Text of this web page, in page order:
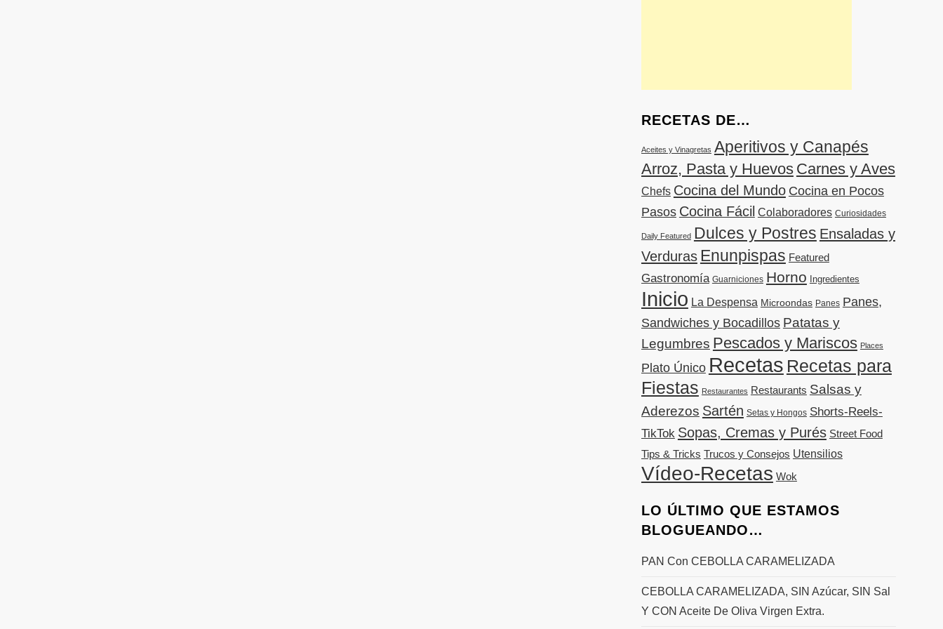
RECETAS DE…
Aceites y Vinagretas Aperitivos y Canapés
Arroz, Pasta y Huevos Carnes y Aves
Chefs Cocina del Mundo Cocina en Pocos
Pasos Cocina Fácil Colaboradores Curiosidades
Daily Featured Dulces y Postres Ensaladas y
Verduras Enunpispas Featured
Gastronomía Guarniciones Horno Ingredientes
Inicio La Despensa Microondas Panes Panes,
Sandwiches y Bocadillos Patatas y
Legumbres Pescados y Mariscos Places
Plato Único Recetas Recetas para
Fiestas Restaurantes Restaurants Salsas y
Aderezos Sartén Setas y Hongos Shorts-Reels-
TikTok Sopas, Cremas y Purés Street Food
Tips & Tricks Trucos y Consejos Utensilios
Vídeo-Recetas Wok
LO ÚLTIMO QUE ESTAMOS
BLOGUEANDO…
PAN Con CEBOLLA CARAMELIZADA
CEBOLLA CARAMELIZADA, SIN Azúcar, SIN Sal
Y CON Aceite De Oliva Virgen Extra.